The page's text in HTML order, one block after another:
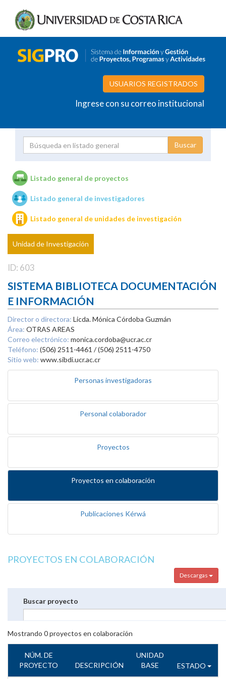
USUARIOS REGISTRADOS
Ingrese con su correo institucional
Unidades de investigación
Listado general de proyectos
Listado general de investigadores
Listado general de unidades de investigación
Unidad de Investigación
ID: 603
SISTEMA BIBLIOTECA DOCUMENTACIÓN
E INFORMACIÓN
Director o directora: Licda. Mónica Córdoba Guzmán
Área: OTRAS AREAS
Correo electrónico: monica.cordoba@ucr.ac.cr
Teléfono: (506) 2511-4461 / (506) 2511-4750
Sitio web: www.sibdi.ucr.ac.cr
Personas investigadoras
Personal colaborador
Proyectos
Proyectos en colaboración
Publicaciones Kérwá
PROYECTOS EN COLABORACIÓN
Descargas
Buscar proyecto
Mostrando 0proyectos en colaboración
NÚM. DE
PROYECTO
DESCRIPCIÓN
UNIDAD
BASE
ESTADO